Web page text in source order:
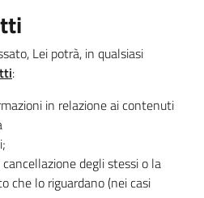
Lei potrà, in qualsiasi
:
in relazione ai contenuti
degli stessi o la
che lo riguardano (nei casi